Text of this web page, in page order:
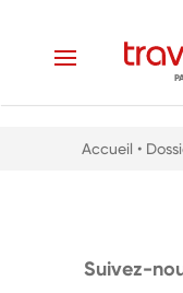
Accueil •
Suivez-